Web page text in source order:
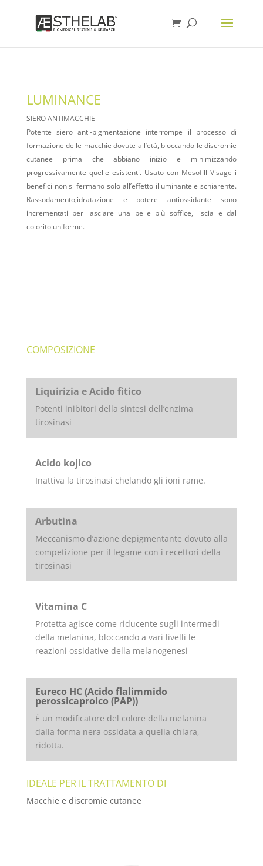
LUMINANCE
SIERO ANTIMACCHIE
Potente siero anti-pigmentazione interrompe il processo di
formazione delle macchie dovute all’età, bloccando le discromie
cutanee prima che abbiano inizio e minimizzando
progressivamente quelle esistenti. Usato con Mesofill Visage i
benefici non si fermano solo all’effetto illuminante e schiarente.
Rassodamento,idratazione e potere antiossidante sono
incrementati per lasciare una pelle più soffice, liscia e dal
colorito uniforme.
COMPOSIZIONE
Liquirizia e Acido fitico
Potenti inibitori della sintesi dell’enzima
tirosinasi
Acido kojico
Inattiva la tirosinasi chelando gli ioni rame.
Arbutina
Meccanismo d’azione depigmentante dovuto alla
competizione per il legame con i recettori della
tirosinasi
Vitamina C
Protetta agisce come riducente sugli intermedi
della melanina, bloccando a vari livelli le
reazioni ossidative della melanogenesi
Eureco HC (Acido flalimmido
perossicaproico (PAP))
È un modificatore del colore della melanina
dalla forma nera ossidata a quella chiara,
ridotta.
IDEALE PER IL TRATTAMENTO DI
Macchie e discromie cutanee